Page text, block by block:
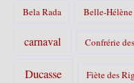
Bela Rada Belle-Hélène
carnaval Confrérie
Ducasse Fiète des